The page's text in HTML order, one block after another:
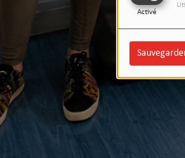
Activé